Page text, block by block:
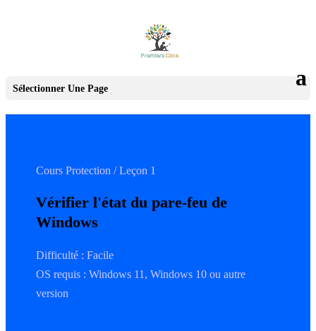
Sélectionner Une Page
Cours Protection / Leçon 1
Vérifier l'état du pare-feu de
Windows
Difficulté : Facile
OS requis : Windows 11, Windows 10 ou autre
version